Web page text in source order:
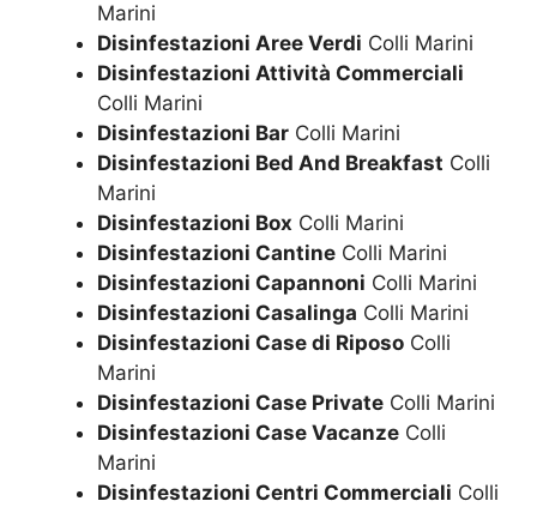
Marini
Disinfestazioni Aree Verdi Colli Marini
Disinfestazioni Attività Commerciali
Colli Marini
Disinfestazioni Bar Colli Marini
Disinfestazioni Bed And Breakfast Colli
Marini
Disinfestazioni Box Colli Marini
Disinfestazioni Cantine Colli Marini
Disinfestazioni Capannoni Colli Marini
Disinfestazioni Casalinga Colli Marini
Disinfestazioni Case di Riposo Colli
Marini
Disinfestazioni Case Private Colli Marini
Disinfestazioni Case Vacanze Colli
Marini
Disinfestazioni Centri Commerciali Colli